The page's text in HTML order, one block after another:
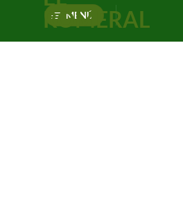
ROMERAL
MENÚ